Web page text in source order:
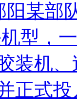
阳某部
型，
装机
正式